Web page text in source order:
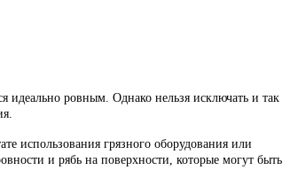
идеально ровным. Однако нельзя исключать и так
использования грязного оборудования или
и рябь на поверхности, которые могут быть